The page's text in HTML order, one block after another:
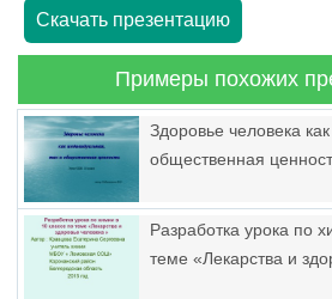
Скачать презентацию
Примеры похожих
Здоровье человека
общественная
Разработка урока по
теме «Лекарства и